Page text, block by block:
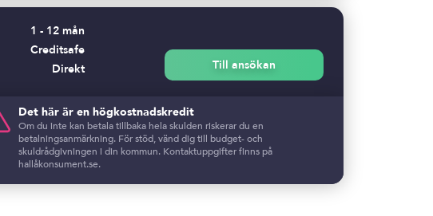
1 - 12 mån
Creditsafe
Direkt Till ansökan
Det här är en högkostnadskredit
Om du inte kan betala tillbaka hela skulden riskerar du en
betalningsanmärkning. För stöd, vänd dig till budget- och
skuldrådgivningen i din kommun. Kontaktuppgifter finns på
hallåkonsument.se.